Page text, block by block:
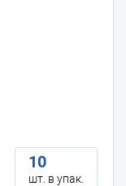
10
шт. в упак.